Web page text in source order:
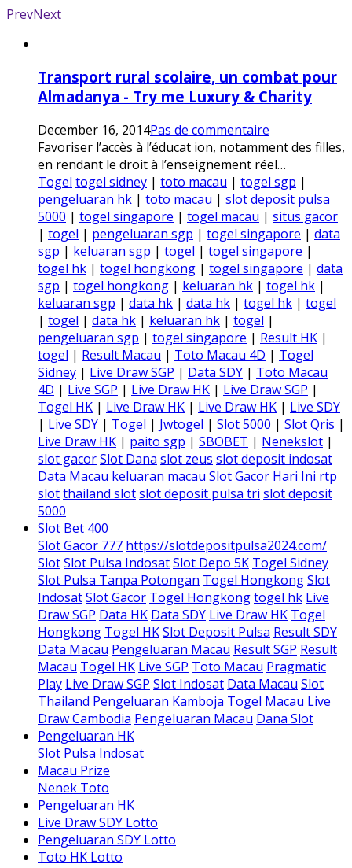
PrevNext
Transport rural scolaire, un combat pour
Almadanya - Try me Luxury & Charity
December 16, 2014Pas de commentaire
Favoriser l’accès à l’éducat ion, notamment des filles,
en rendant le droit à l’enseignement réel…
Togel togel sidney | toto macau | togel sgp |
pengeluaran hk | toto macau | slot deposit pulsa
5000 | togel singapore | togel macau | situs gacor
| togel | pengeluaran sgp | togel singapore | data
sgp | keluaran sgp | togel | togel singapore |
togel hk | togel hongkong | togel singapore | data
sgp | togel hongkong | keluaran hk | togel hk |
keluaran sgp | data hk | data hk | togel hk | togel
| togel | data hk | keluaran hk | togel |
pengeluaran sgp | togel singapore | Result HK |
togel | Result Macau | Toto Macau 4D | Togel
Sidney | Live Draw SGP | Data SDY | Toto Macau
4D | Live SGP | Live Draw HK | Live Draw SGP |
Togel HK | Live Draw HK | Live Draw HK | Live SDY
| Live SDY | Togel | Jwtogel | Slot 5000 | Slot Qris |
Live Draw HK | paito sgp | SBOBET | Nenekslot |
slot gacorSlot Dana slot zeus slot deposit indosat
Data Macau keluaran macau Slot Gacor Hari Ini rtp
slotthailand slotslot deposit pulsa tri slot deposit
5000
Slot Bet 400
Slot Gacor 777 https://slotdepositpulsa2024.com/
SlotSlot Pulsa IndosatSlot Depo 5K Togel Sidney
Slot Pulsa Tanpa Potongan Togel HongkongSlot
IndosatSlot Gacor Togel Hongkongtogel hk Live
Draw SGP Data HK Data SDY Live Draw HK Togel
Hongkong Togel HKSlot Deposit Pulsa Result SDY
Data Macau Pengeluaran Macau Result SGP Result
Macau Togel HK Live SGP Toto Macau Pragmatic
Play Live Draw SGP Slot Indosat Data Macau Slot
Thailand Pengeluaran Kamboja Togel Macau Live
Draw Cambodia Pengeluaran Macau Dana Slot
Pengeluaran HK
Slot Pulsa Indosat
Macau Prize
Nenek Toto
Pengeluaran HK
Live Draw SDY Lotto
Pengeluaran SDY Lotto
Toto HK Lotto